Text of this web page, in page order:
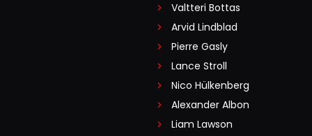
Valtteri Bottas
Arvid Lindblad
Pierre Gasly
Lance Stroll
Nico Hülkenberg
Alexander Albon
Liam Lawson